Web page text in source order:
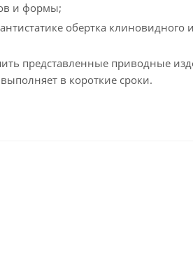
и формы;
обертка клиновидного
представленные приводные
в короткие сроки.